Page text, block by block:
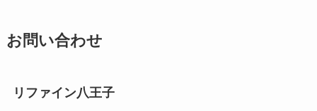
お問い合わせ
リファイン八王子